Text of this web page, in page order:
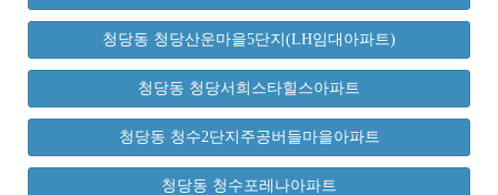
청당동 청당산운마을5단지(LH임대아파트)
청당동 청당서희스타힐스아파트
청당동 청수2단지주공버들마을아파트
청당동 청수포레나아파트